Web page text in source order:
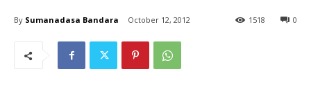
By Sumanadasa Bandara October 12, 2012 0
1518